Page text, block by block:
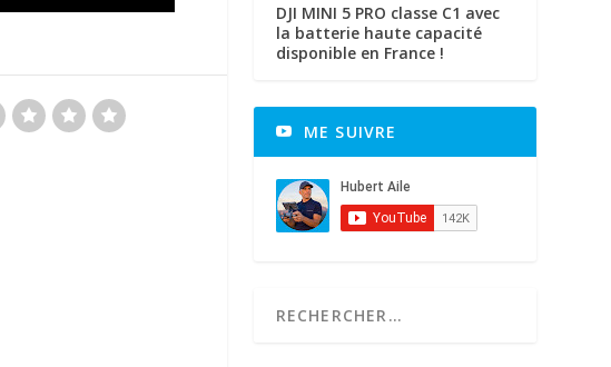
DJI MINI 5 PRO classe C1 avec
la batterie haute capacité
disponible en France !
ME SUIVRE